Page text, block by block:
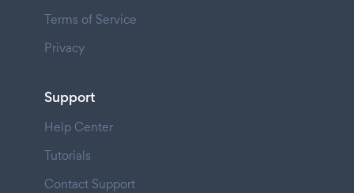
Terms of Service
Privacy
Support
Help Center
Tutorials
Contact Support